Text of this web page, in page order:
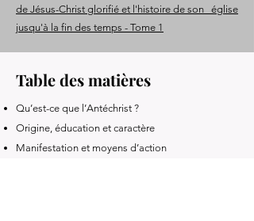
de Jésus-Christ glorifié et l'histoire de son église
jusqu'à la fin des temps - Tome 1
Table des matières
Qu’est-ce que l’Antéchrist ?
Origine, éducation et caractère
Manifestation et moyens d’action